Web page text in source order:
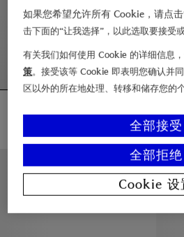
¥18,300.00
卡姆登版型 – 中长款轻薄嘎巴甸轻便大
短
经典
如果您希望允许所有 Cookie，请点
击下面的“让我选择”，以此选取要接受
有关我们如何使用 Cookie 的详细信息
策。接受该等 Cookie 即表明您确认并
区以外的所在地处理、转移和储存您的
全部拒绝
全部接受
Cookie 设